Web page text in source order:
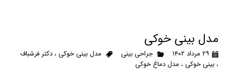
مدل بینی خوکی
۲۹ مرداد ۱۴۰۲ جراحی بینی مدل بینی خوکی، دکتر فرشباف
، بینی خوکی، مدل دماغ خوکی